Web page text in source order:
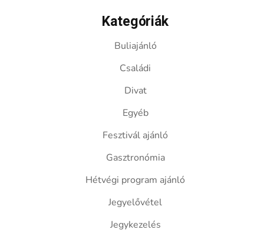
Kategóriák
Buliajánló
Családi
Divat
Egyéb
Fesztivál ajánló
Gasztronómia
Hétvégi program ajánló
Jegyelővétel
Jegykezelés